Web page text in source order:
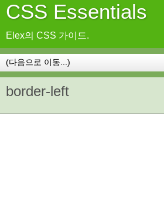
CSS Essentials
Elex의 CSS 가이드.
border-left